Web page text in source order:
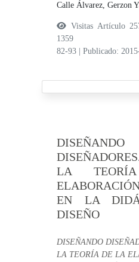
Calle Álvarez, Gerzon
Visitas Artículo
1359
82-93
|Publicado:
DISEÑANDO
LA
EN LA
DISEÑO
DISEÑANDO
LA TEORÍA DE LA